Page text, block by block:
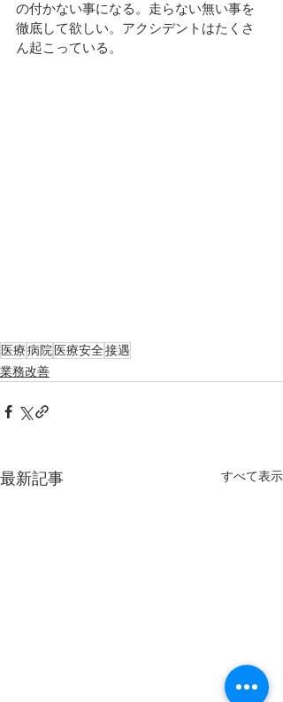
の付かない事になる。走らない無い事を
徹底して欲しい。アクシデントはたくさ
ん起こっている。
医療病院 医療安全接遇
業務改善
最新記事 すべて表示